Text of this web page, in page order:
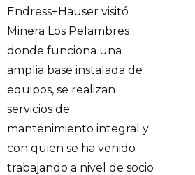
Endress+Hauser visitó
Minera Los Pelambres
donde funciona una
amplia base instalada de
equipos, se realizan
servicios de
mantenimiento integral y
con quien se ha venido
trabajando a nivel de socio